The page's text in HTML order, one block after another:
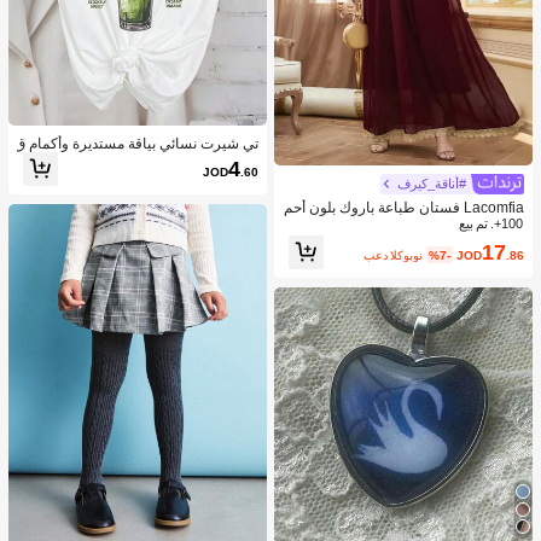
#أناقة_كيرف
Lacomfia فستان طباعة باروك بلون أحم
ر غامق ،للنساء مناسب لارتداء في عيد ال
ميلاد
100+. تم بيع
JOD17 .86
%7- بعد الكوبون
تي شيرت نسائي بياقة مستديرة وأكمام ق
صيرة، مطبوع عليه حروف وطباعة إحسا
س الشرب لمحبي الماتشا
JOD4.60